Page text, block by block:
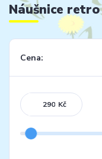
Náušnice
Cena:
Kč